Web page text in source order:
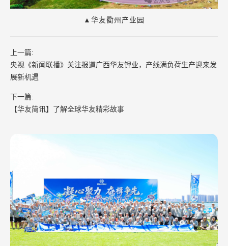
▲华友衢州产业园
上一篇:
央视《新闻联播》关注报道广西华友锂业，产线满负荷生产迎来发
展新机遇
下一篇:
【华友简讯】了解全球华友精彩故事